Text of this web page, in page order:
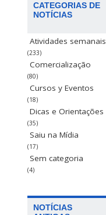
CATEGORIAS DE
NOTÍCIAS
Atividades semanais
(233)
Comercialização
(80)
Cursos y Eventos
(18)
Dicas e Orientações
(35)
Saiu na Mídia
(17)
Sem categoria
(4)
NOTÍCIAS